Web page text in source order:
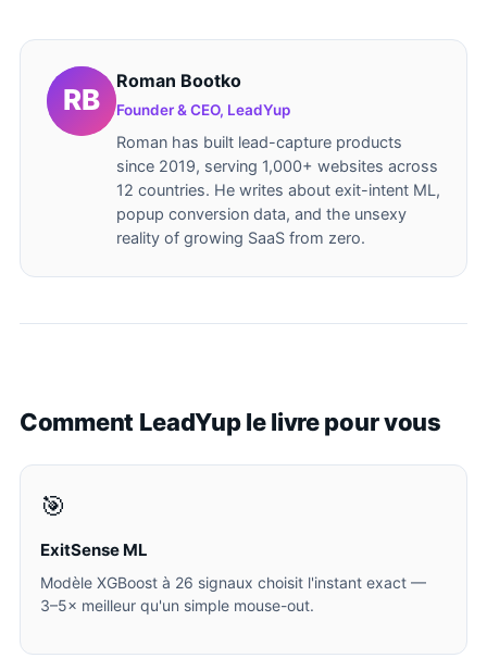
Roman Bootko
Founder & CEO, LeadYup
Roman has built lead-capture products
since 2019, serving 1,000+ websites across
12 countries. He writes about exit-intent ML,
popup conversion data, and the unsexy
reality of growing SaaS from zero.
Comment LeadYup le livre pour vous
🎯
ExitSense ML
Modèle XGBoost à 26 signaux choisit l'instant exact —
3–5× meilleur qu'un simple mouse-out.